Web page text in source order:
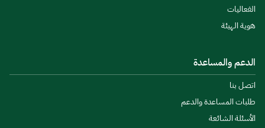
الفعاليات
هوية الهيئة
الدعم والمساعدة
اتصل بنا
طلبات المساعدة والدعم
الأسئلة الشائعة